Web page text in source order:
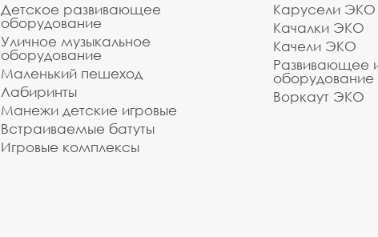
Детское развивающее
оборудование
Уличное музыкальное
оборудование
Маленький пешеход
Лабиринты
Манежи детские игровые
Встраиваемые батуты
Игровые комплексы
Карусели ЭКО
Качалки ЭКО
Качели ЭКО
Развивающее
оборудование
Воркаут ЭКО